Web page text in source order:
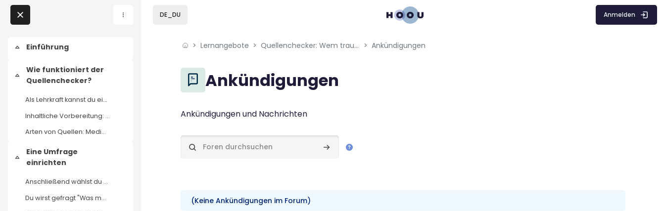
Home
Lernangebote
Meine Lernangebote
Veranstaltungen
Über uns
Einklappen
Einführung
Einklappen
Wie funktioniert der
Quellenchecker?
Als Lehrkraft kannst du eine Umfrage mit selbst au...
Inhaltliche Vorbereitung: Überlege dir, welche Int...
Arten von Quellen: Medienauftritte und Nachrichten...
Einklappen
Eine Umfrage
einrichten
Anschließend wählst du den Bereich "Ich bin Lehrer...
Du wirst gefragt "Was möchtest du machen?" und has...
Direkt zu - Schließen
DE_DU Anmelden
Lernangebote Quellenchecker: Wem traust du? Ankündigungen
BlöckeAnkündigungen
Blöcke
Abschlussbedingungen
Ankündigungen und Nachrichten
Foren durchsuchen Foren durchsuchen
(Keine Ankündigungen im Forum)